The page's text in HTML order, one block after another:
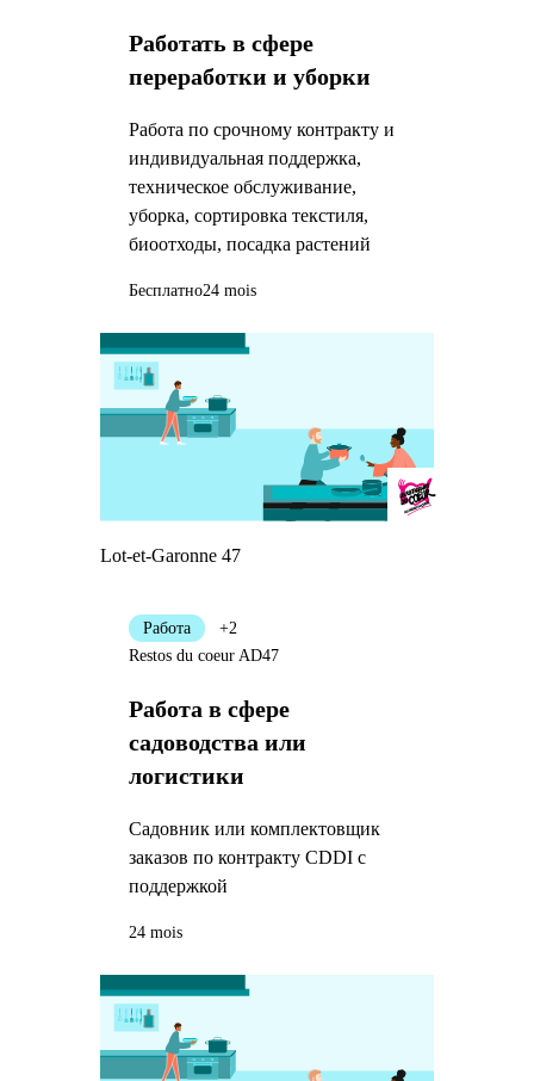
Работать в сфере
переработки и уборки
Работа по срочному контракту и
индивидуальная поддержка,
техническое обслуживание,
уборка, сортировка текстиля,
биоотходы, посадка растений
Бесплатно24 mois
Lot-et-Garonne 47
Работа в сфере
садоводства или
логистики
Садовник или комплектовщик
заказов по контракту CDDI с
поддержкой
Работа
+2
Restos du coeur AD47
24 mois